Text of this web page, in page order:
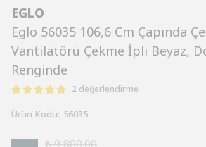
EGLO
Eglo 56035 106,6 Cm Çapında
Vantilatörü Çekme İpli Beyaz,
Renginde
2 değerlendirme
Ürün Kodu: 56035